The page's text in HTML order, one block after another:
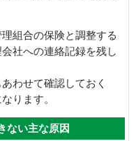
組合の保険と調整する
社への連絡記録を残し
わせて確認しておく
ります。
ない主な原因